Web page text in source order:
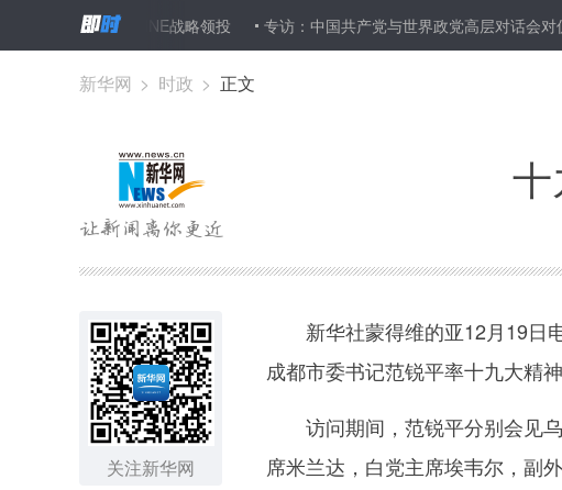
大社交网络LINE战略领投 专访：中国共产党与世界政党高层对话会对促进
新华网 > 时政 > 正文
关注新华网
新华社蒙得维的亚12月19日电
成都市委书记范锐平率十九大精
访问期间，范锐平分别会见乌
席米兰达，白党主席埃韦尔，副